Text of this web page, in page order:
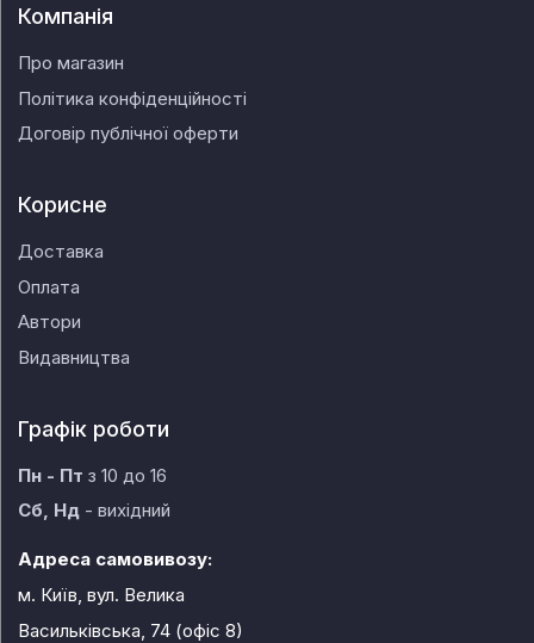
Компанія
Про магазин
Політика конфіденційності
Договір публічної оферти
Корисне
Доставка
Оплата
Автори
Видавництва
Графік роботи
Пн - Пт з 10 до 16
Сб, Нд - вихідний
Адреса самовивозу:
м. Київ, вул. Велика
Васильківська, 74 (офіс 8)